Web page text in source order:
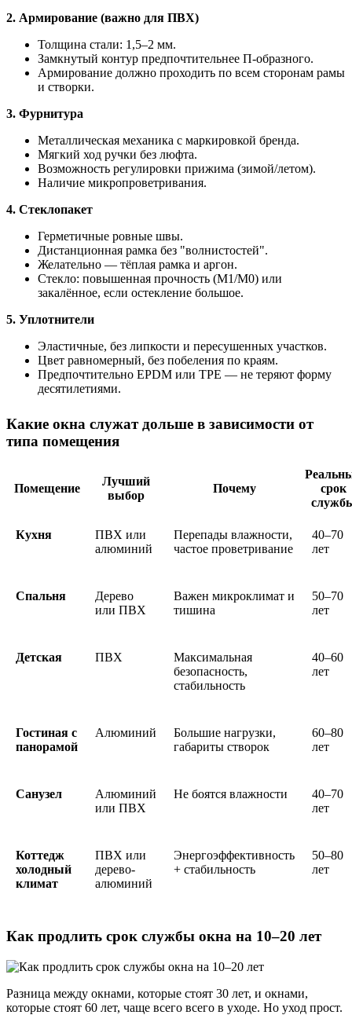
2. Армирование (важно для ПВХ)
Толщина стали: 1,5–2 мм.
Замкнутый контур предпочтительнее П-образного.
Армирование должно проходить по всем сторонам рамы
и створки.
3. Фурнитура
Металлическая механика с маркировкой бренда.
Мягкий ход ручки без люфта.
Возможность регулировки прижима (зимой/летом).
Наличие микропроветривания.
4. Стеклопакет
Герметичные ровные швы.
Дистанционная рамка без "волнистостей".
Желательно — тёплая рамка и аргон.
Стекло: повышенная прочность (М1/М0) или
закалённое, если остекление большое.
5. Уплотнители
Эластичные, без липкости и пересушенных участков.
Цвет равномерный, без побеления по краям.
Предпочтительно EPDM или TPE — не теряют форму
десятилетиями.
Какие окна служат дольше в зависимости от
типа помещения
Помещение
Лучший
выбор
Почему
срок
Кухня
ПВХ или
алюминий
Перепады влажности,
частое проветривание
40–70
лет
Спальня
Дерево
или ПВХ
Важен микроклимат и
тишина
50–70
лет
Детская ПВХ
Максимальная
безопасность,
стабильность
40–60
лет
Гостиная с
панорамой
Алюминий
Большие нагрузки,
габариты створок
60–80
лет
Санузел
Алюминий
или ПВХ
Не боятся влажности
40–70
лет
Коттедж
холодный
климат
ПВХ или
дерево-
алюминий
Энергоэффективность
+ стабильность
50–80
лет
Как продлить срок службы окна на 10–20 лет
Разница между окнами, которые стоят 30 лет, и окнами,
которые стоят 60 лет, чаще всего всего в уходе. Но уход прост.